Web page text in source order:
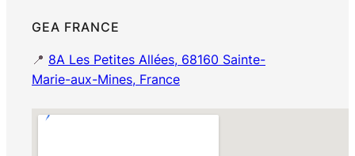
GEA FRANCE
📍 8A Les Petites Allées, 68160 Sainte-
Marie-aux-Mines, France